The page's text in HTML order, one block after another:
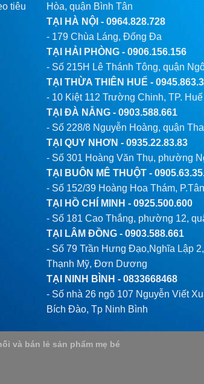
tiêu
Hòa, quận Bình Tân
TẠI HÀ NỘI - 0964.828.728
- 179 Chùa Láng, Đống Đa
TẠI HẢI PHÒNG - 0906.156.156
- Số 215H Lê Thánh Tông, quận
TẠI THỪA THIÊN HUẾ -
- 10 Kiệt 112 Trường Chinh, TP. Huế
TẠI ĐÀ NẴNG - 0903.588.661
- Số 228/8 Nguyễn Hoàng, quận
TẠI QUY NHƠN - 0935.22.83.83
- Số 301 Hoàng Văn Thụ, phường
TẠI BUÔN MÊ THUỘT -
- Số 152/39 Hoàng Hoa Thám,
TẠI HỒ CHÍ MINH - 0925.500.600
- Số 181 Cao Thắng, phường 12,
TẠI LÂM ĐỒNG - 0903.588.661
- Số 79 Trần Hưng Đạo,Nghĩa Lập
Thạnh Mỹ, Đơn Dương
TẠI NINH BÌNH - 0833668468
- Số nhà 26 ngõ 107 Nguyễn Viết
Bích Đào, Tp Ninh Bình
và bán lẻ sản phẩm mẹ bé